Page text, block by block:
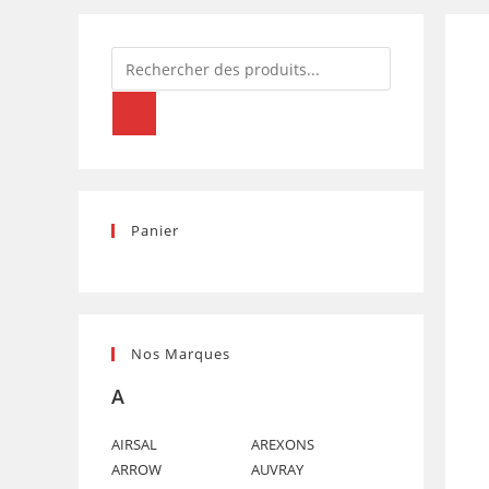
Recherche
de
Panier
Nos Marques
A
AIRSAL
AREXONS
ARROW
AUVRAY